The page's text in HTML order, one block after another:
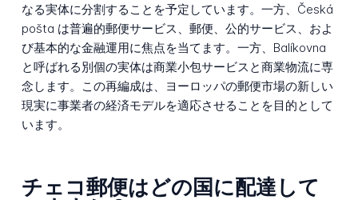
なる実体に分割することを予定しています。一方、Česká
pošta は普遍的郵便サービス、郵便、公的サービス、およ
び基本的な金融運用に焦点を当てます。一方、Balíkovna
と呼ばれる別個の実体は商業小包サービスと商業物流に専
念します。この再編成は、ヨーロッパの郵便市場の新しい
現実に事業者の経済モデルを適応させることを目的として
います。
チェコ郵便はどの国に配達して